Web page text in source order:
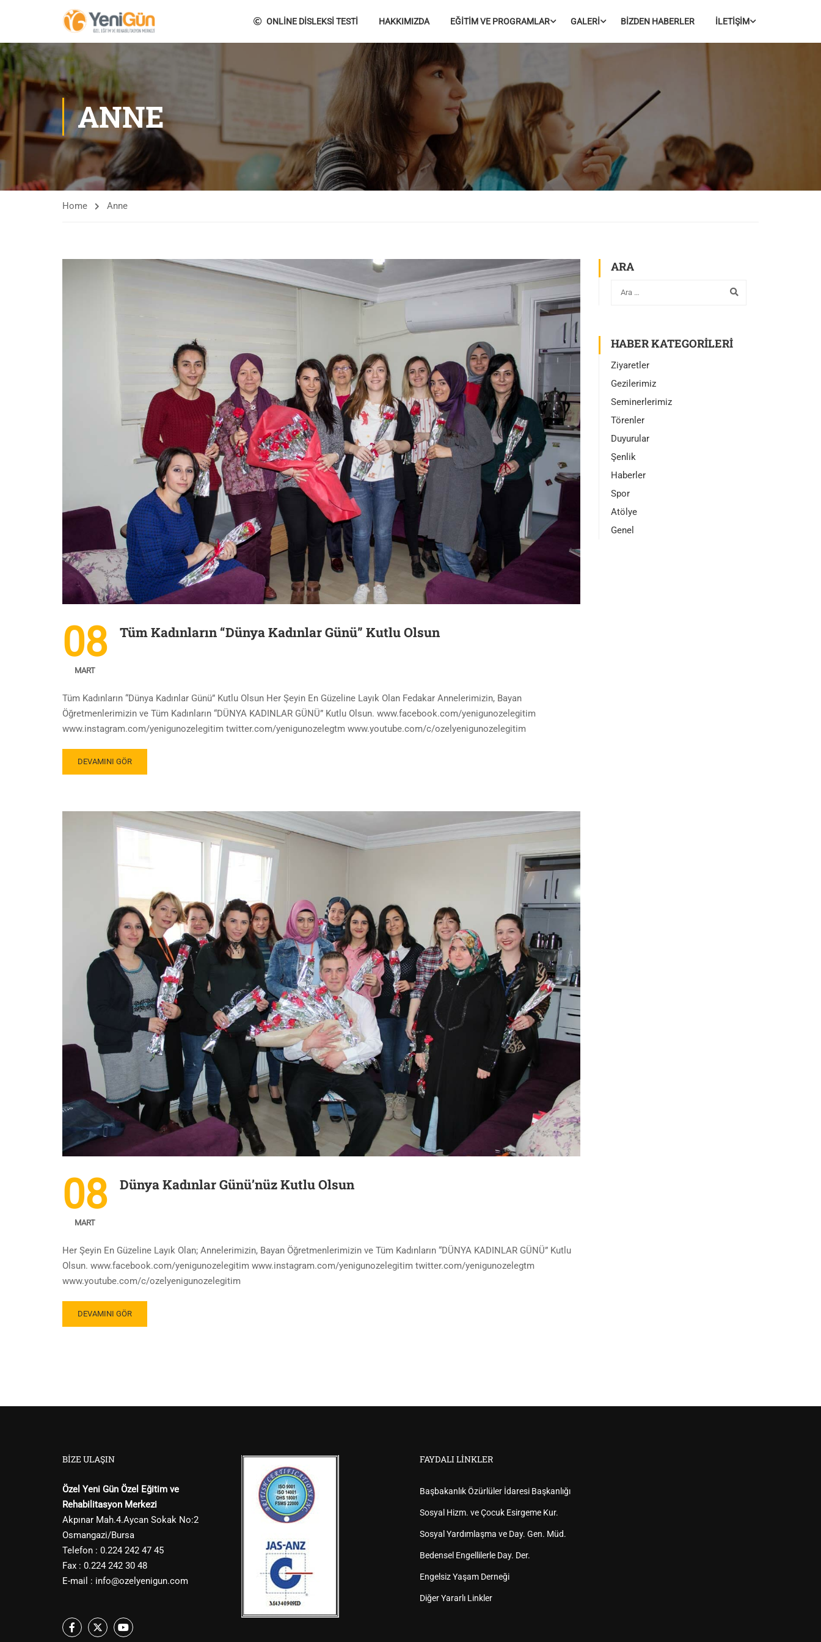
ONLİNE DİSLEKSİ TESTİ HAKKIMIZDA EĞİTİM VE PROGRAMLAR GALERİ BİZDEN HABERLER İLETİŞİM
ANNE
Home Anne
08
MART
Tüm Kadınların “Dünya Kadınlar Günü” Kutlu Olsun
Tüm Kadınların “Dünya Kadınlar Günü” Kutlu Olsun Her Şeyin En Güzeline Layık Olan Fedakar Annelerimizin, Bayan
Öğretmenlerimizin ve Tüm Kadınların “DÜNYA KADINLAR GÜNÜ” Kutlu Olsun. www.facebook.com/yenigunozelegitim
www.instagram.com/yenigunozelegitim twitter.com/yenigunozelegtm www.youtube.com/c/ozelyenigunozelegitim
DEVAMINI GÖR
08
MART
Dünya Kadınlar Günü’nüz Kutlu Olsun
Her Şeyin En Güzeline Layık Olan; Annelerimizin, Bayan Öğretmenlerimizin ve Tüm Kadınların “DÜNYA KADINLAR GÜNÜ” Kutlu
Olsun. www.facebook.com/yenigunozelegitim www.instagram.com/yenigunozelegitim twitter.com/yenigunozelegtm
www.youtube.com/c/ozelyenigunozelegitim
DEVAMINI GÖR
ARA
HABER KATEGORILERI
Ziyaretler
Gezilerimiz
Seminerlerimiz
Törenler
Duyurular
Şenlik
Haberler
Spor
Atölye
Genel
BIZE ULAŞIN
Özel Yeni Gün Özel Eğitim ve
Rehabilitasyon Merkezi
Akpınar Mah.4.Aycan Sokak No:2
Osmangazi/Bursa
Telefon : 0.224 242 47 45
Fax : 0.224 242 30 48
E-mail : info@ozelyenigun.com
FAYDALI LINKLER
Başbakanlık Özürlüler İdaresi Başkanlığı
Sosyal Hizm. ve Çocuk Esirgeme Kur.
Sosyal Yardımlaşma ve Day. Gen. Müd.
Bedensel Engellilerle Day. Der.
Engelsiz Yaşam Derneği
Diğer Yararlı Linkler